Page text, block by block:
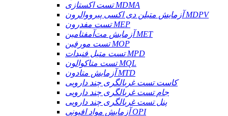
تست اکستازی MDMA
آزمایش متیلن دی اکسی پیرووالرون MDPV
تست مفدرون MEP
آزمایش مت‌آمفتامین MET
تست مورفین MOP
تست متیل فنیدات MPD
تست متاکوالون MQL
آزمایش متادون MTD
کاست تست غربالگری چند دارویی
جام تست غربالگری چند دارویی
پنل تست غربالگری چند دارویی
آزمایش مواد افیونی OPI